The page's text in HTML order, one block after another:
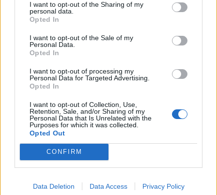
I want to opt-out of the Sharing of my
personal data.
Opted In
I want to opt-out of the Sale of my
Personal Data.
Opted In
I want to opt-out of processing my
Personal Data for Targeted Advertising.
Opted In
I want to opt-out of Collection, Use,
Retention, Sale, and/or Sharing of my
Personal Data that Is Unrelated with the
Purposes for which it was collected.
Opted Out
CONFIRM
Data Deletion Data Access Privacy Policy
FarangTao livello 13
26 Maggio- 4.000 visualizzazioni